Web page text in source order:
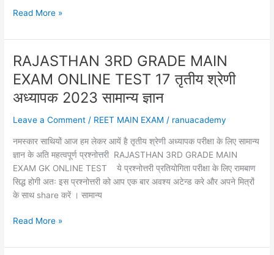
RAJASTHAN
GRADE
MAIN
EXAM
ONLINE
TEST
तृतीय
अध्यापक
सामान्य
ज्ञान
2023
Read More »
RAJASTHAN 3RD GRADE MAIN
EXAM ONLINE TEST 17 तृतीय श्रेणी
अध्यापक 2023 सामान्य ज्ञान
Leave a Comment / REET MAIN EXAM / ranuacademy
नमस्कार साथियों आज हम लेकर आयें है तृतीय श्रेणी अध्यापक परीक्षा के लिए सामान्य
ज्ञान के अति महत्वपूर्ण प्रश्नोत्तरी RAJASTHAN 3RD GRADE MAIN
EXAM GK ONLINE TEST ये प्रश्नोत्तरी प्रतियोगिता परीक्षा के लिए रामबाण
सिद्ध होगी अतः इस प्रश्नोत्तरी को आप एक बार अवश्य अटेन्ड करे और अपने मित्रों
के साथ share करें । सामान्य
RAJASTHAN
GRADE
Read More »